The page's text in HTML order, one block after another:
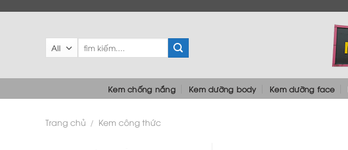
Tìm
kiếm:
Kem chống nắng Kem dưỡng body Kem dưỡng face
Trang chủ / Kem công thức